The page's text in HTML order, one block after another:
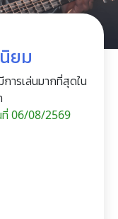
ยม
ารเล่นมากที่สุดใน
06/08/2569